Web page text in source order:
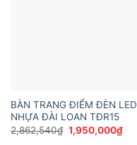
BÀN TRANG ĐIỂM ĐÈN LED
NHỰA ĐÀI LOAN TĐR15
2,862,540₫ Giá
gốc
1,950,000₫Giá
hiện